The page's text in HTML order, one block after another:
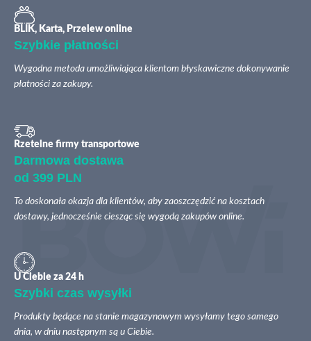
BLIK, Karta, Przelew online
Szybkie płatności
Wygodna metoda umożliwiająca klientom błyskawiczne dokonywanie
płatności za zakupy.
Rzetelne firmy transportowe
Darmowa dostawa
od 399 PLN
To doskonała okazja dla klientów, aby zaoszczędzić na kosztach
dostawy, jednocześnie ciesząc się wygodą zakupów online.
U Ciebie za 24 h
Szybki czas wysyłki
Produkty będące na stanie magazynowym wysyłamy tego samego
dnia, w dniu następnym są u Ciebie.